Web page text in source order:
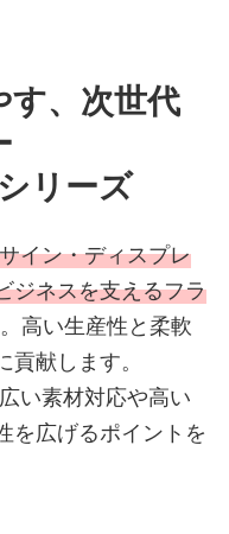
す、次世代
リーズ
サイン・ディスプレ
ジネスを支えるフラ
高い生産性と柔軟
献します。
い素材対応や高い
を広げるポイントを